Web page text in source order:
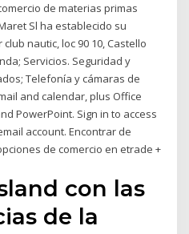
de materias primas
Sl ha establecido su
nautic, loc 90 10, Castello
Servicios. Seguridad y
Telefonía y cámaras de
and calendar, plus Office
PowerPoint. Sign in to access
account. Encontrar de
de comercio en etrade +
con las
de la